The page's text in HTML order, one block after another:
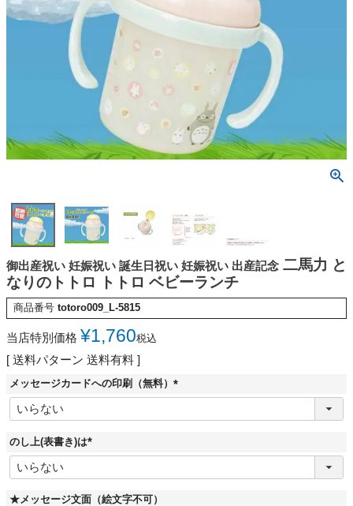
御出産祝い 妊娠祝い 誕生日祝い 妊娠祝い 出産記念 二馬力 と
なりのトトロ トトロ ベビーランチ
商品番号 totoro009_L-5815
当店特別価格 ¥1,760税込
送料パターン 送料有料
メッセージカードへの印刷（無料）
(
須
のし上(表書き)は
(
須
)
★メッセージ文面（絵文字不可）